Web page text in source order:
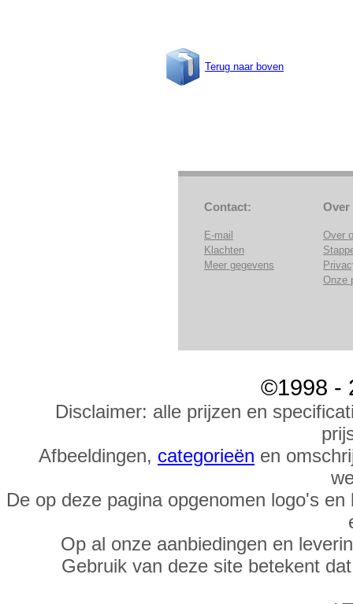
Terug naar boven
Contact:
E-mail
Klachten
Meer gegevens
Over
Over
Onze
©1998 -
Disclaimer: alle prijzen en
Afbeeldingen, categorieën en
De op deze pagina opgenomen logo's
Op al onze aanbiedingen en
Gebruik van deze site betekent